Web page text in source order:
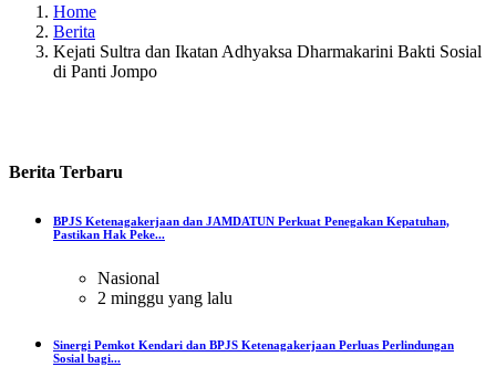
Home
Berita
Kejati Sultra dan Ikatan Adhyaksa Dharmakarini Bakti Sosial
di Panti Jompo
Berita Terbaru
BPJS Ketenagakerjaan dan JAMDATUN Perkuat Penegakan Kepatuhan,
Pastikan Hak Peke...
Nasional
2 minggu yang lalu
Sinergi Pemkot Kendari dan BPJS Ketenagakerjaan Perluas Perlindungan
Sosial bagi...